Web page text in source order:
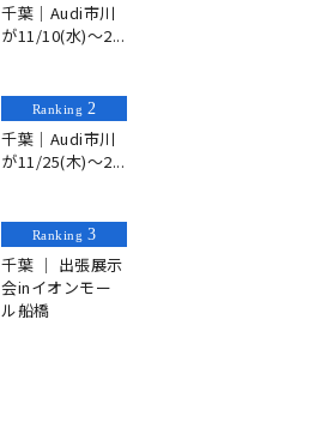
千葉｜Audi市川
が11/10(水)〜2...
Ranking 2
千葉｜Audi市川
が11/25(木)〜2...
Ranking 3
千葉 ｜ 出張展示
会inイオンモー
ル船橋